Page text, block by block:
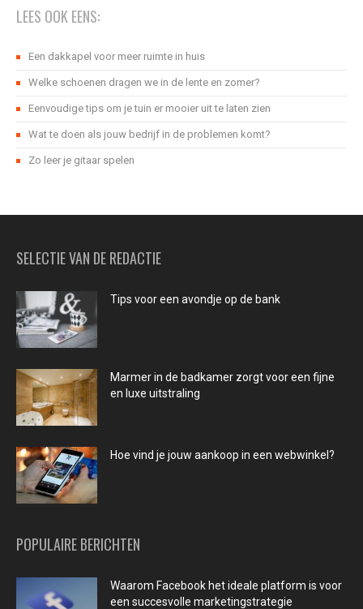
LEES OOK EENS:
Een dakkapel voor meer ruimte in huis
Welke schoenen dragen we in de lente en zomer?
Eenvoudige tips om je tuin er mooier uit te laten zien
Wat te doen als jouw bedrijf in de problemen komt?
Zo leer je gitaar spelen
SELECTIE VAN DE REDACTIE
Tips voor een avondje op de bank
Marmer in de badkamer zorgt voor een fijne
en luxe uitstraling
Hoe vind je jouw aankoop in een webwinkel?
POPULAIRE BERICHTEN
Waarom Facebook het ideale platform is voor
een succesvolle marketingstrategie